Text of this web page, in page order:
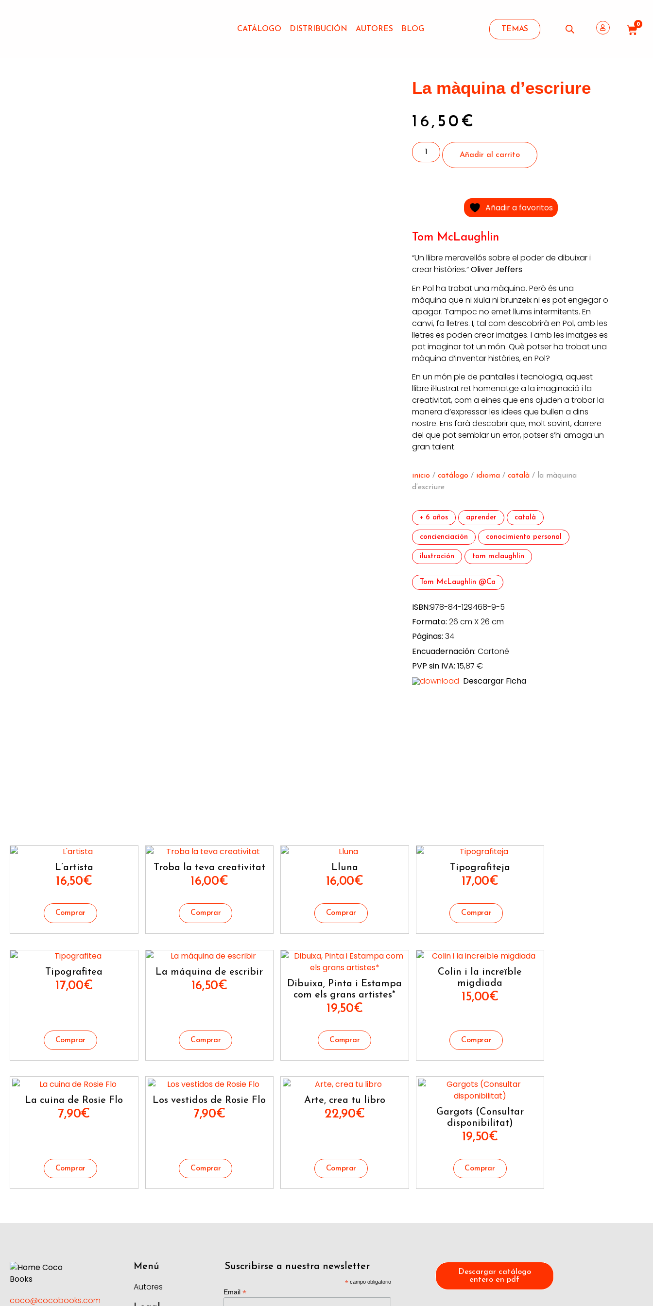
CATÁLOGO DISTRIBUCIÓN AUTORES BLOG TEMAS
0
La màquina d’escriure
16,50 €
Añadir al carrito
Añadir a favoritos
Tom McLaughlin
“Un llibre meravellós sobre el poder de dibuixar i
crear històries.”Oliver Jeffers
En Pol ha trobat una màquina. Però és una
màquina que ni xiula ni brunzeix ni es pot engegar o
apagar. Tampoc no emet llums intermitents. En
canvi, fa lletres. I, tal com descobrirà en Pol, amb les
lletres es poden crear imatges. I amb les imatges es
pot imaginar tot un món. Què potser ha trobat una
màquina d’inventar històries, en Pol?
En un món ple de pantalles i tecnologia, aquest
llibre il·lustrat ret homenatge a la imaginació i la
creativitat, com a eines que ens ajuden a trobar la
manera d’expressar les idees que bullen a dins
nostre. Ens farà descobrir que, molt sovint, darrere
del que pot semblar un error, potser s’hi amaga un
gran talent.
inicio /catálogo / idioma /català / la màquina
d’escriure
+ 6 años aprender català
concienciación conocimiento personal
ilustración tom mclaughlin
Tom McLaughlin @ca
ISBN:978-84-129468-9-5
Formato:26 cm X 26 cm
Páginas:34
Encuadernación:Cartoné
PVP sin IVA:15,87 €
Descargar Ficha
L’artista
16,50€
Troba la teva creativitat
16,00€
Lluna
16,00€
Tipografiteja
17,00€
Tipografitea
17,00€
La máquina de escribir
16,50€
Dibuixa, Pinta i Estampa
com els grans artistes*
19,50€
Colin i la increïble
migdiada
15,00€
La cuina de Rosie Flo
7,90€
Los vestidos de Rosie Flo
7,90€
Arte, crea tu libro
22,90€
Gargots (Consultar
disponibilitat)
19,50€
coco@cocobooks.com
Menú
Autores
Suscribirse a nuestra newsletter
* campo obligatorio
Email *
Descargar catálogo
entero en pdf